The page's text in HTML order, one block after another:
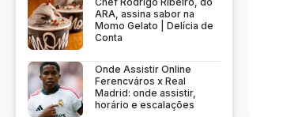
ARA, assina sabor na
Momo Gelato | Delícia de
Conta
Onde Assistir Online
Ferencváros x Real
Madrid: onde assistir,
horário e escalações